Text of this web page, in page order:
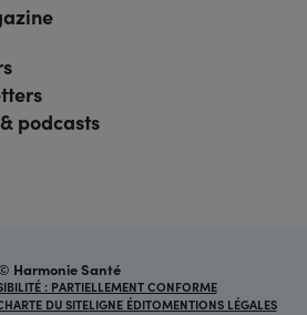
podcasts
Harmonie Santé
: PARTIELLEMENT CONFORME
DU SITELIGNE ÉDITOMENTIONS LÉGALES